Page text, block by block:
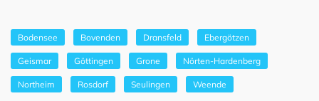
Bodensee Bovenden Dransfeld Ebergötzen
Geismar Göttingen Grone Nörten-Hardenberg
Northeim Rosdorf Seulingen Weende